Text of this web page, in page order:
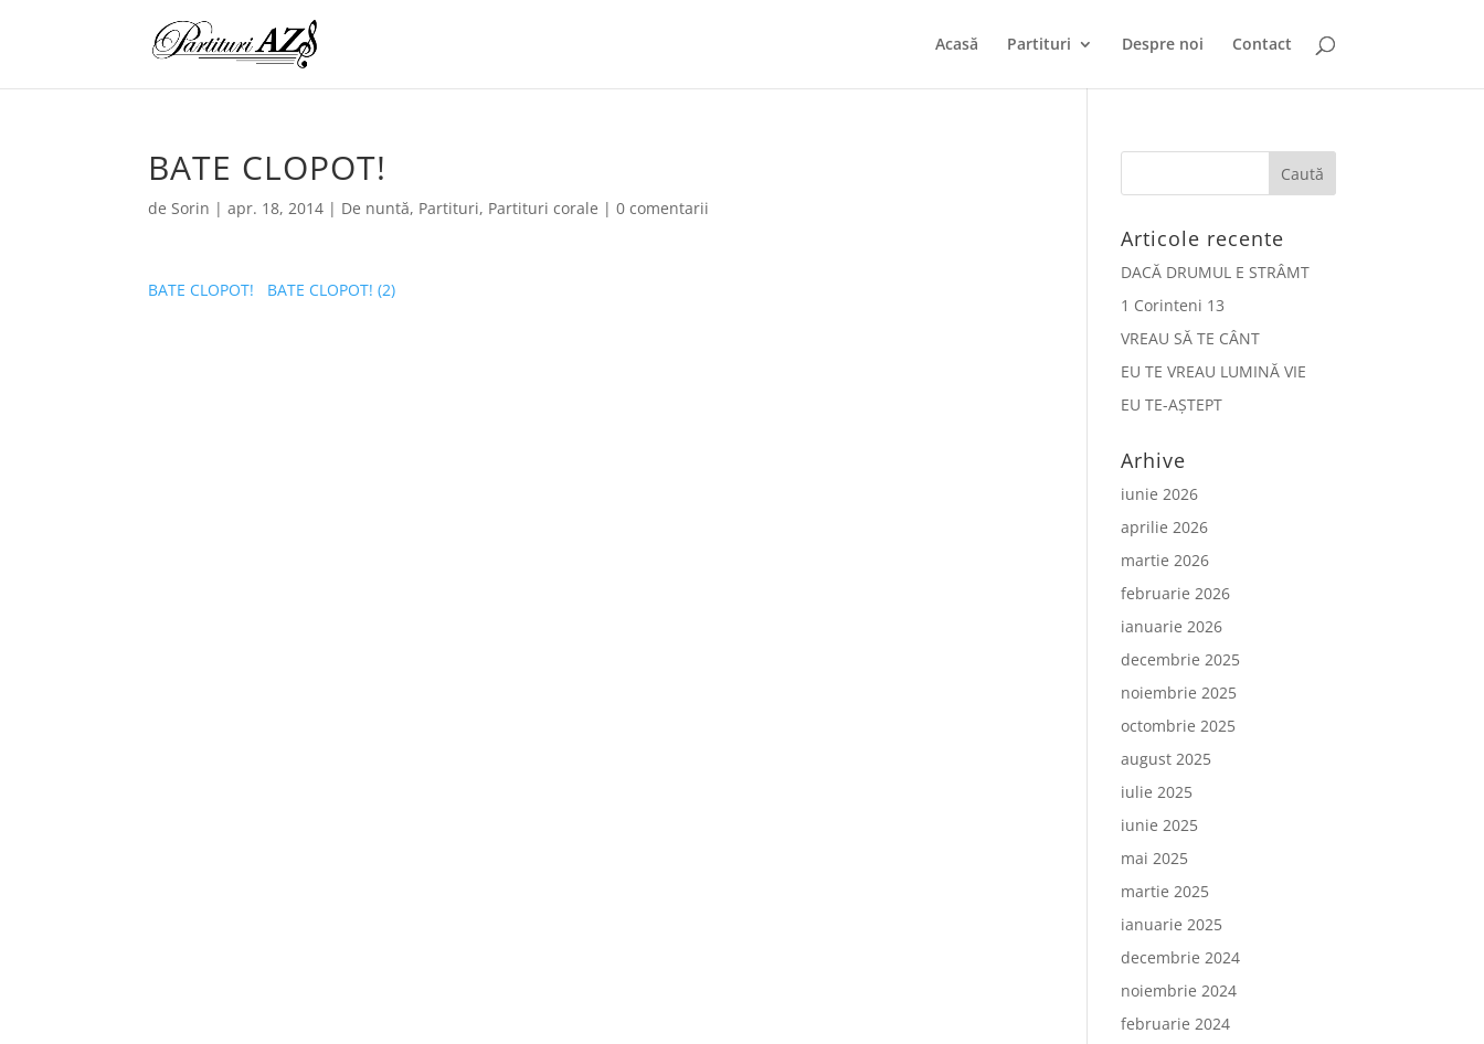
Acasă Partituri Despre noi Contact
BATE CLOPOT!
deSorin |apr. 18, 2014 | De nuntă, Partituri, Partituri corale |0 comentarii
BATE CLOPOT! BATE CLOPOT! (2)
Articole recente
DACĂ DRUMUL E STRÂMT
1 Corinteni 13
VREAU SĂ TE CÂNT
EU TE VREAU LUMINĂ VIE
EU TE-AȘTEPT
Arhive
iunie 2026
aprilie 2026
martie 2026
februarie 2026
ianuarie 2026
decembrie 2025
noiembrie 2025
octombrie 2025
august 2025
iulie 2025
iunie 2025
mai 2025
martie 2025
ianuarie 2025
decembrie 2024
noiembrie 2024
februarie 2024